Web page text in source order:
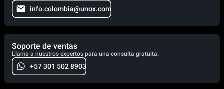
info.colombia@unox.com
Soporte de ventas
Llama a nuestros expertos para una consulta gratuita.
+57 301 502 8903